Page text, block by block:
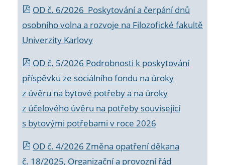
OD č. 6/2026 Poskytování a čerpání dnů
osobního volna a rozvoje na Filozofické fakultě
Univerzity Karlovy
OD č. 5/2026 Podrobnosti k poskytování
příspěvku ze sociálního fondu na úroky
z úvěru na bytové potřeby a na úroky
z účelového úvěru na potřeby související
s bytovými potřebami v roce 2026
OD č. 4/2026 Změna opatření děkana
č. 18/2025, Organizační a provozní řád